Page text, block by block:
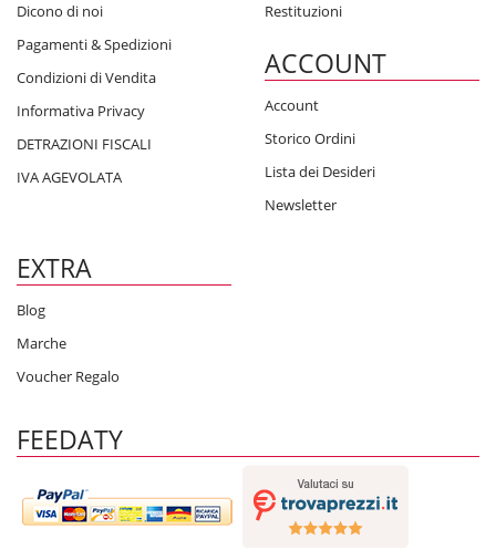
Dicono di noi
Pagamenti & Spedizioni
Condizioni di Vendita
Informativa Privacy
DETRAZIONI FISCALI
IVA AGEVOLATA
Restituzioni
ACCOUNT
Account
Storico Ordini
Lista dei Desideri
Newsletter
EXTRA
Blog
Marche
Voucher Regalo
FEEDATY